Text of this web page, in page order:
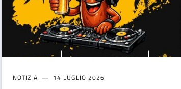
NOTIZIA 14 LUGLIO 2026